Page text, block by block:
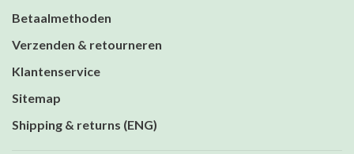
Betaalmethoden
Verzenden & retourneren
Klantenservice
Sitemap
Shipping & returns (ENG)